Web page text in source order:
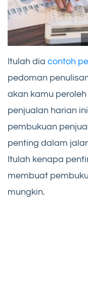
Itulah dia contoh
pedoman
akan kamu
penjualan harian
pembukuan
penting dalam
Itulah kenapa
membuat
mungkin.